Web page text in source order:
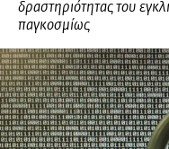
δραστηριότητας του
παγκοσμίως